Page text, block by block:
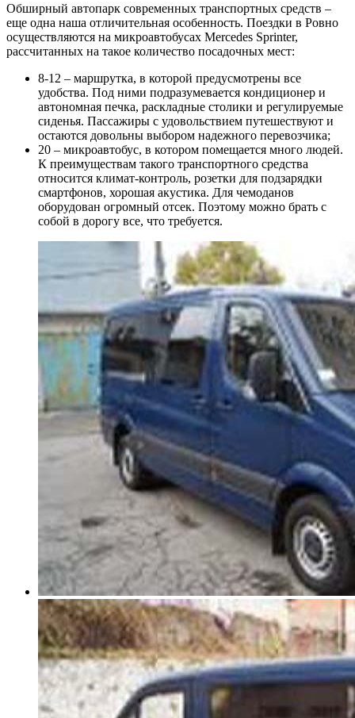
Обширный автопарк современных транспортных средств –
еще одна наша отличительная особенность. Поездки в Ровно
осуществляются на микроавтобусах Mercedes Sprinter,
рассчитанных на такое количество посадочных мест:
8-12 – маршрутка, в которой предусмотрены все
удобства. Под ними подразумевается кондиционер и
автономная печка, раскладные столики и регулируемые
сиденья. Пассажиры с удовольствием путешествуют и
остаются довольны выбором надежного перевозчика;
20 – микроавтобус, в котором помещается много людей.
К преимуществам такого транспортного средства
относится климат-контроль, розетки для подзарядки
смартфонов, хорошая акустика. Для чемоданов
оборудован огромный отсек. Поэтому можно брать с
собой в дорогу все, что требуется.